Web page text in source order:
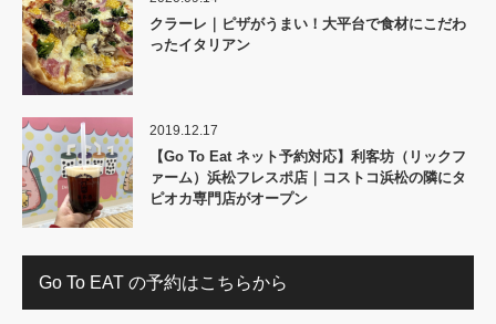
クラーレ｜ピザがうまい！大平台で食材にこだわ
ったイタリアン
2019.12.17
【Go To Eat ネット予約対応】利客坊（リックフ
ァーム）浜松フレスポ店｜コストコ浜松の隣にタ
ピオカ専門店がオープン
Go To EAT の予約はこちらから